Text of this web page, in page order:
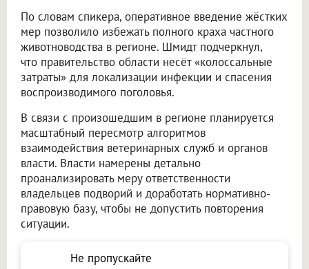
По словам спикера, оперативное введение жёстких
мер позволило избежать полного краха частного
животноводства в регионе. Шмидт подчеркнул,
что правительство области несёт «колоссальные
затраты» для локализации инфекции и спасения
воспроизводимого поголовья.
В связи с произошедшим в регионе планируется
масштабный пересмотр алгоритмов
взаимодействия ветеринарных служб и органов
власти. Власти намерены детально
проанализировать меру ответственности
владельцев подворий и доработать нормативно-
правовую базу, чтобы не допустить повторения
ситуации.
Не пропускайте